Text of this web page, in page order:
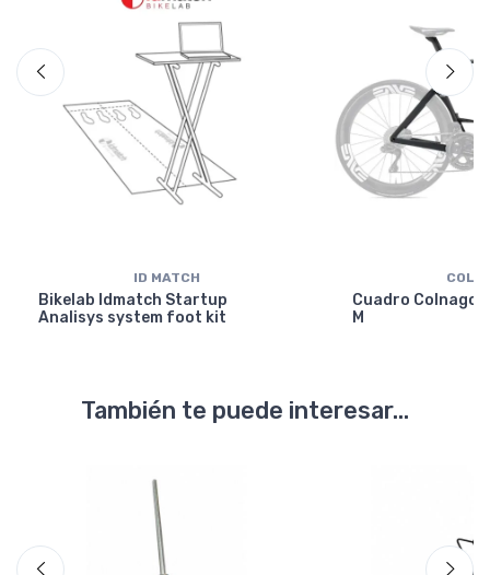
ID MATCH
Bikelab Idmatch Startup
Analisys system foot kit
Cuadro Colnago
M
También te puede interesar...